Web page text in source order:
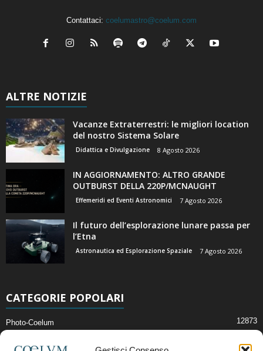
Contattaci: coelumastro@coelum.com
ALTRE NOTIZIE
Vacanze Extraterrestri: le migliori location
del nostro Sistema Solare
Didattica e Divulgazione 8 Agosto 2026
IN AGGIORNAMENTO: ALTRO GRANDE
OUTBURST DELLA 220P/MCNAUGHT
Effemeridi ed Eventi Astronomici 7 Agosto 2026
Il futuro dell’esplorazione lunare passa per
l’Etna
Astronautica ed Esplorazione Spaziale 7 Agosto 2026
CATEGORIE POPOLARI
Photo-Coelum 12873